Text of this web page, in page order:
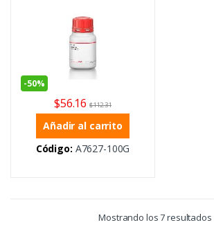
-50%
$56.16 $112.31
Añadir al carrito
Código: A7627-100G
Mostrando los 7 resultados